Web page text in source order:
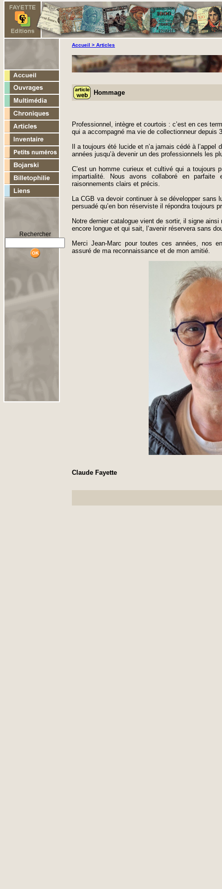
Rechercher
Hommage
Professionnel, intègre et courtois : c’est en ces
qui a accompagné ma vie de collectionneur depuis
Il a toujours été lucide et n’a jamais cédé à
années jusqu’à devenir un des professionnels les
C’est un homme curieux et cultivé qui a toujours
impartialité. Nous avons collaboré en
raisonnements clairs et précis.
La CGB va devoir continuer à se développer sans
persuadé qu’en bon réserviste il répondra toujours
Notre dernier catalogue vient de sortir, il signe
encore longue et qui sait, l’avenir réservera sans
Merci Jean-Marc pour toutes ces années, nos
assuré de ma reconnaissance et de mon amitié.
Claude Fayette
Accueil > Articles